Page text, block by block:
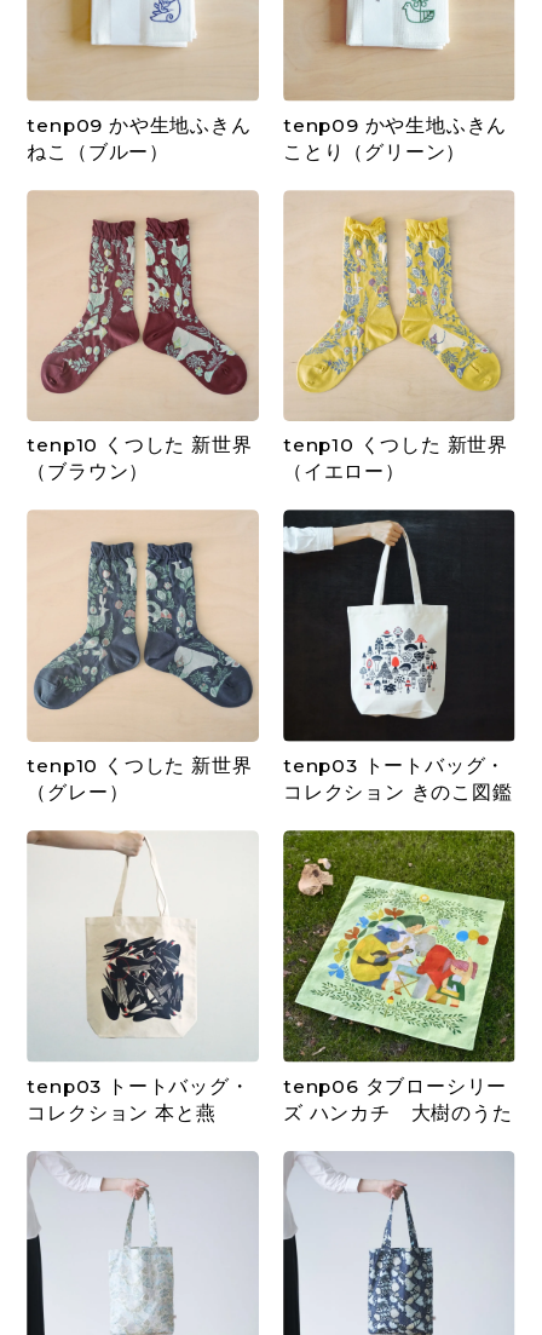
tenp09 かや生地ふきん
ねこ（ブルー）
tenp09 かや生地ふきん
ことり（グリーン）
tenp10 くつした 新世界
（ブラウン）
tenp10 くつした 新世界
（イエロー）
tenp10 くつした 新世界
（グレー）
tenp03 トートバッグ・
コレクション きのこ図鑑
tenp03 トートバッグ・
コレクション 本と燕
tenp06 タブローシリー
ズ ハンカチ 大樹のうた